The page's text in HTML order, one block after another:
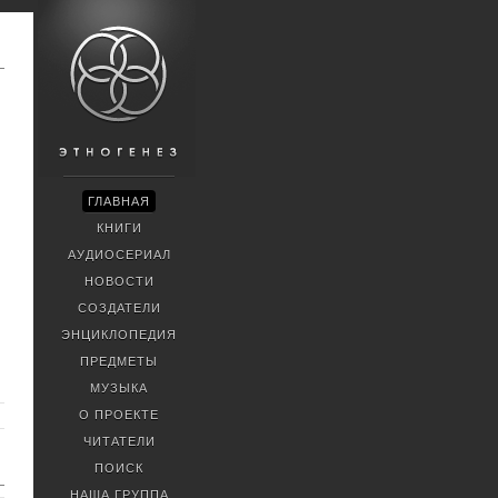
ГЛАВНАЯ
КНИГИ
АУДИОСЕРИАЛ
НОВОСТИ
СОЗДАТЕЛИ
ЭНЦИКЛОПЕДИЯ
ПРЕДМЕТЫ
МУЗЫКА
О ПРОЕКТЕ
ЧИТАТЕЛИ
ПОИСК
НАША ГРУППА